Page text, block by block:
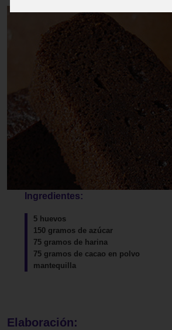
Ingredientes:
5 huevos
150 gramos de azúcar
75 gramos de harina
75 gramos de cacao en polvo
mantequilla
Elaboración: